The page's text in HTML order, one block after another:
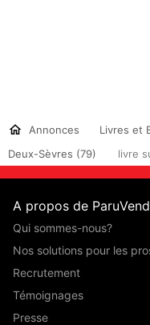
Annonces Livres et
Deux-Sèvres (79)
livre
A propos de
Qui sommes-nous?
Nos solutions pour les
Recrutement
Témoignages
Presse